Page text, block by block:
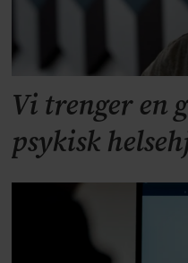
Vi trenger en
psykisk